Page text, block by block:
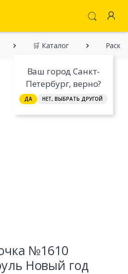
Ваш город Санкт-
Петербург, верно?
ДА НЕТ, ВЫБРАТЬ ДРУГОЙ
🛒 Каталог
№1610
Новый год